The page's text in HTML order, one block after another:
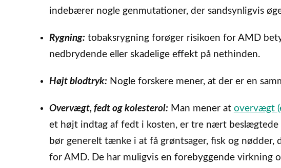
indebærer nogle genmutationer, der sandsynligvis
Rygning: tobaksrygning forøger risikoen for AMD
nedbrydende eller skadelige effekt på nethinden.
Højt blodtryk: Nogle forskere mener, at der er en
Overvægt, fedt og kolesterol: Man mener at overvægt
et højt indtag af fedt i kosten, er tre nært
bør generelt tænke i at få grøntsager, fisk og nødder,
for AMD. De har muligvis en forebyggende virkning